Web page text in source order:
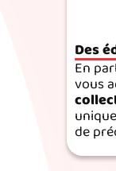
Des
En
vous
de